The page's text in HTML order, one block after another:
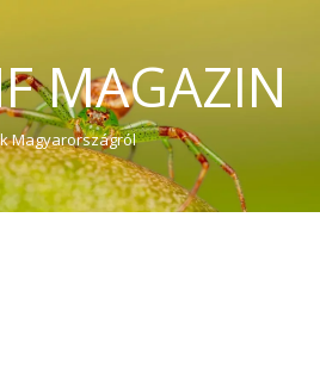
MAGAZIN
Magyarországról